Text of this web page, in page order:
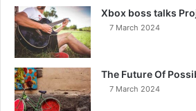
Xbox boss talks
7 March 2024
The Future Of
7 March 2024